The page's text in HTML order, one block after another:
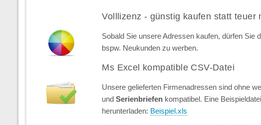
Volllizenz - günstig kaufen statt teuer
Sobald Sie unsere Adressen kaufen, dürfen Sie
bspw. Neukunden zu werben.
Ms Excel kompatible CSV-Datei
Unsere gelieferten Firmenadressen sind ohne
undSerienbriefen kompatibel. Eine
herunterladen: Beispiel.xls